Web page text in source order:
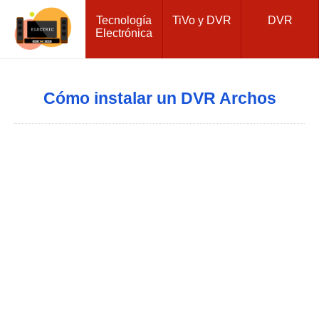
Tecnología
Electrónica
TiVo y DVR DVR
Cómo instalar un DVR Archos